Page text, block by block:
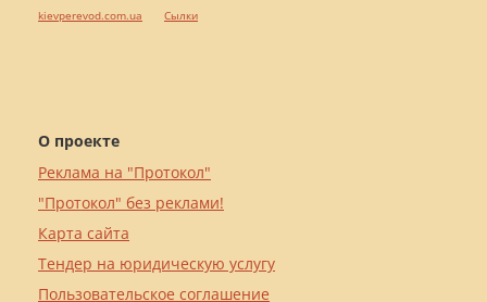
О проекте
Реклама на "Протокол"
"Протокол" без реклами!
Карта сайта
Тендер на юридическую услугу
Пользовательское соглашение
kievperevod.com.ua
Cылки